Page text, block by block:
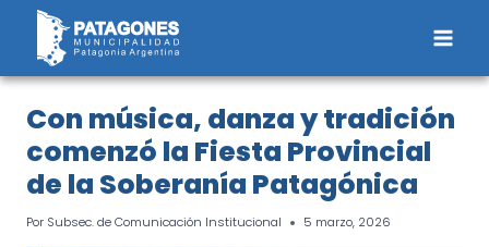
Saltar
contenido
Con música, danza y tradición
comenzó la Fiesta Provincial
de la Soberanía Patagónica
Por Subsec. de Comunicación Institucional 5 marzo, 2026